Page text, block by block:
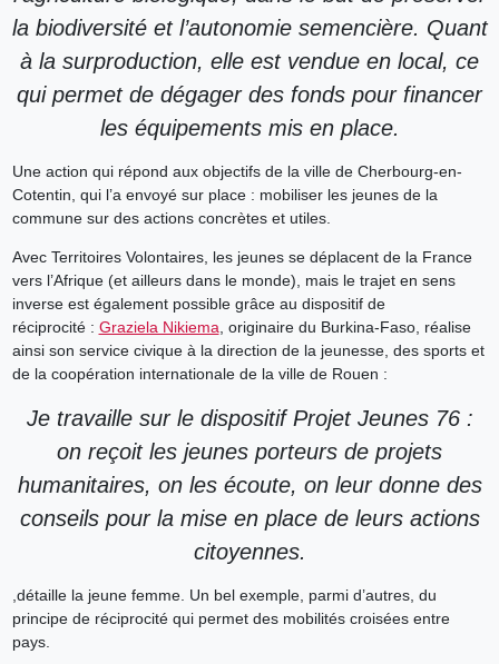
la biodiversité et l’autonomie semencière. Quant
à la surproduction, elle est vendue en local, ce
qui permet de dégager des fonds pour financer
les équipements mis en place.
Une action qui répond aux objectifs de la ville de Cherbourg-en-
Cotentin, qui l’a envoyé sur place : mobiliser les jeunes de la
commune sur des actions concrètes et utiles.
Avec Territoires Volontaires, les jeunes se déplacent de la France
vers l’Afrique (et ailleurs dans le monde), mais le trajet en sens
inverse est également possible grâce au dispositif de
réciprocité : Graziela Nikiema , originaire du Burkina-Faso, réalise
ainsi son service civique à la direction de la jeunesse, des sports et
de la coopération internationale de la ville de Rouen :
Je travaille sur le dispositif Projet Jeunes 76 :
on reçoit les jeunes porteurs de projets
humanitaires, on les écoute, on leur donne des
conseils pour la mise en place de leurs actions
citoyennes.
,détaille la jeune femme. Un bel exemple, parmi d’autres, du
principe de réciprocité qui permet des mobilités croisées entre
pays.